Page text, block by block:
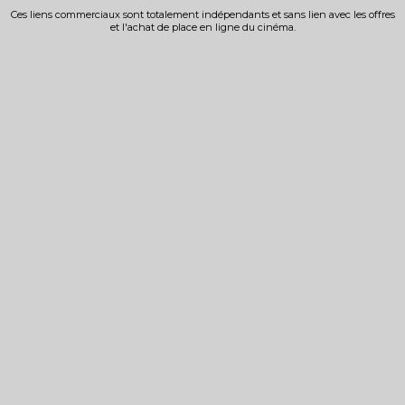
Ces liens commerciaux sont totalement indépendants et sans lien avec les offres
et l'achat de place en ligne du cinéma.